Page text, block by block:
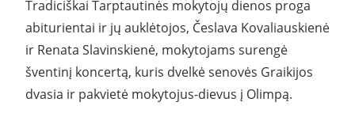
Tradiciškai Tarptautinės mokytojų dienos proga
abiturientai ir jų auklėtojos, Česlava Kovaliauskienė
ir Renata Slavinskienė, mokytojams surengė
šventinį koncertą, kuris dvelkė senovės Graikijos
dvasia ir pakvietė mokytojus-dievus į Olimpą.